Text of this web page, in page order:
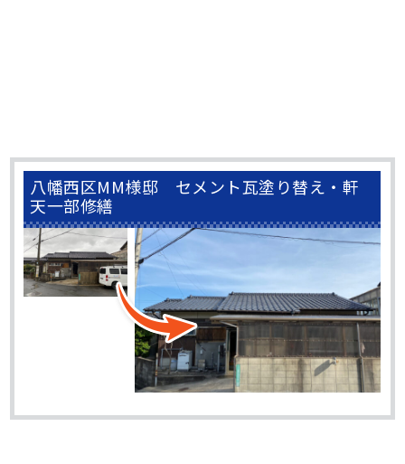
八幡西区MM様邸 セメント瓦塗り替え・軒
天一部修繕